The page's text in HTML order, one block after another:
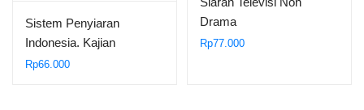
Sistem Penyiaran
Indonesia. Kajian
Strukturalisme Fungsional
Rp66.000
Drama
Rp77.000